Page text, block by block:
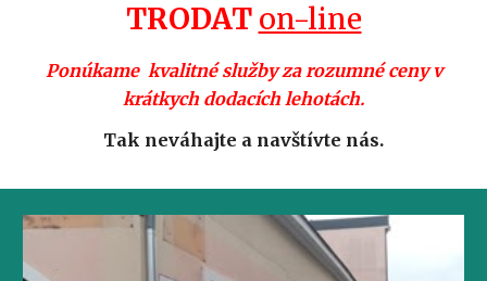
TRODAT on-line
Ponúkame kvalitné služby za rozumné ceny v
krátkych dodacích lehotách.
Tak neváhajte a navštívte nás.